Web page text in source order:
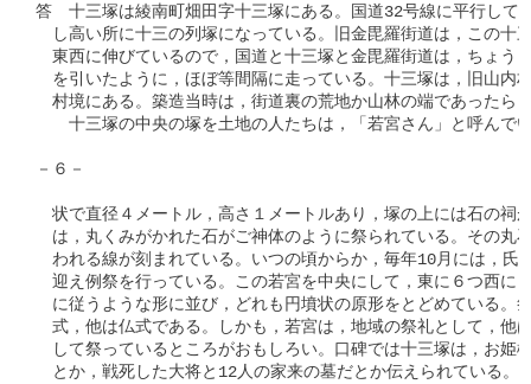
答　十三塚は綾南町畑田字十三塚にある。国道32号線に平行して
し高い所に十三の列塚になっている。旧金毘羅街道は，この十
東西に伸びているので，国道と十三塚と金毘羅街道は，ちょう
を引いたように，ほぼ等間隔に走っている。十三塚は，旧山内
村境にある。築造当時は，街道裏の荒地か山林の端であったら
十三塚の中央の塚を土地の人たちは，「若宮さん」と呼んで
－６－
状で直径４メートル，高さ１メートルあり，塚の上には石の祠
は，丸くみがかれた石がご神体のように祭られている。その丸
われる線が刻まれている。いつの頃からか，毎年10月には，氏
迎え例祭を行っている。この若宮を中央にして，東に６つ西に
に従うような形に並び，どれも円墳状の原形をとどめている。
式，他は仏式である。しかも，若宮は，地域の祭礼として，他
して祭っているところがおもしろい。口碑では十三塚は，お姫
とか，戦死した大将と12人の家来の墓だとか伝えられている。